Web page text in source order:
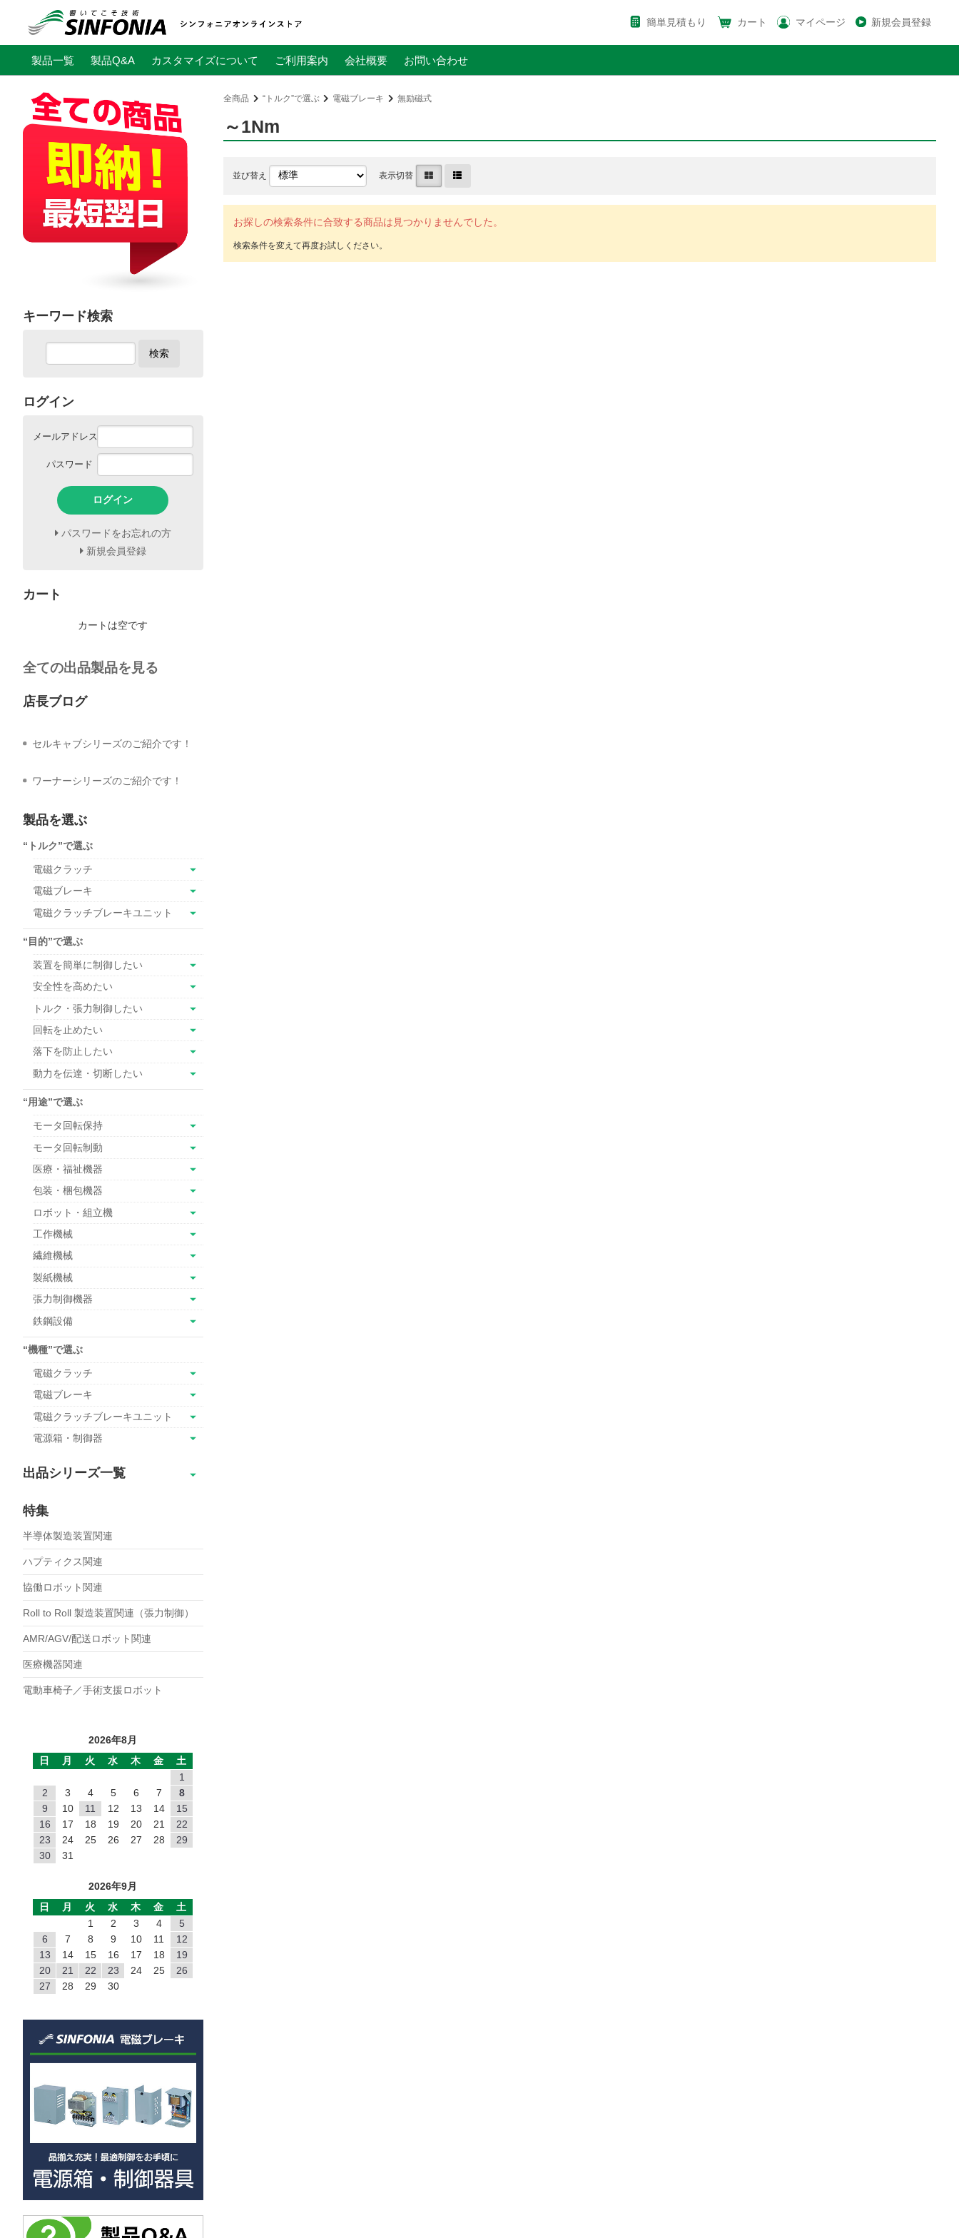
簡単見積もり カート マイページ 新規会員登録
製品一覧 製品Q&A カスタマイズについて ご利用案内 会社概要 お問い合わせ
全商品 “トルク”で選ぶ 電磁ブレーキ 無励磁式
～1Nm
並び替え 表示切替
お探しの検索条件に合致する商品は見つかりませんでした。
キーワード検索
検索
ログイン
メールアドレス
パスワード
ログイン
パスワードをお忘れの方
新規会員登録
カート
カートは空です
全ての出品製品を見る
店長ブログ
セルキャブシリーズのご紹介です！
ワーナーシリーズのご紹介です！
製品を選ぶ
“トルク”で選ぶ
電磁クラッチ
電磁ブレーキ
電磁クラッチブレーキユニット
“目的”で選ぶ
装置を簡単に制御したい
安全性を高めたい
トルク・張力制御したい
回転を止めたい
落下を防止したい
動力を伝達・切断したい
“用途”で選ぶ
モータ回転保持
モータ回転制動
医療・福祉機器
包装・梱包機器
ロボット・組立機
工作機械
繊維機械
製紙機械
張力制御機器
鉄鋼設備
“機種”で選ぶ
電磁クラッチ
電磁ブレーキ
電磁クラッチブレーキユニット
電源箱・制御器
出品シリーズ一覧
SBR超小形
SBM
ERS-L
ERS-A
POB
PMB
PB
DMP
NB
TZ
特集
半導体製造装置関連
ハプティクス関連
協働ロボット関連
Roll to Roll 製造装置関連（張力制御）
AMR/AGV/配送ロボット関連
医療機器関連
電動車椅子／手術支援ロボット
2026年8月
日
月 火 水 木 金
土
1
2
3 4 5 6 7
8
9
10 11 12 13 14
15
16
17 18 19 20 21
22
23
24 25 26 27 28
29
30
31
2026年9月
日
月 火 水 木 金
土
1
2 3 4
5
6
7 8 9 10 11
12
13
14 15 16 17 18
19
20
21 22 23 24 25
26
27
28 29 30